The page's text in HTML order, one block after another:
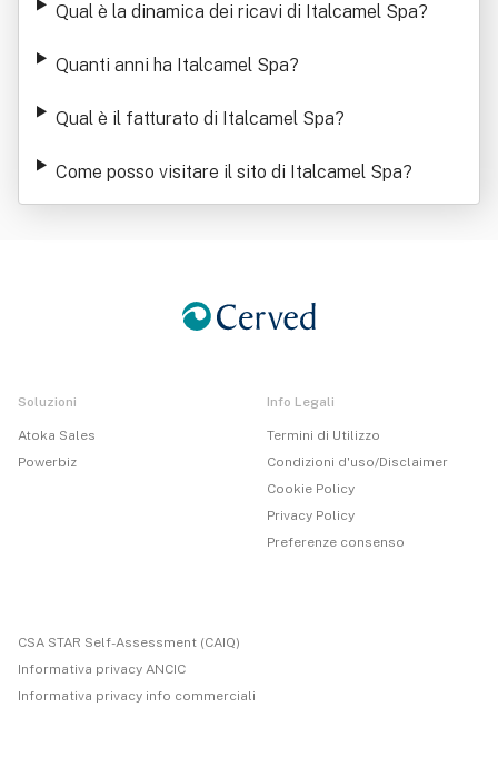
Qual è la dinamica dei ricavi di Italcamel Spa?
Quanti anni ha Italcamel Spa?
Qual è il fatturato di Italcamel Spa?
Come posso visitare il sito di Italcamel Spa?
Soluzioni
Atoka Sales
Powerbiz
Info Legali
Termini di Utilizzo
Condizioni d'uso/Disclaimer
Cookie Policy
Privacy Policy
Preferenze consenso
CSA STAR Self-Assessment (CAIQ)
Informativa privacy ANCIC
Informativa privacy info commerciali